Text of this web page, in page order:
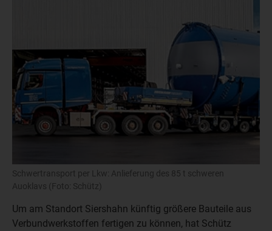
Schwertransport per Lkw: Anlieferung des 85 t schweren
Auoklavs (Foto: Schütz)
Um am Standort Siershahn künftig größere Bauteile aus
Verbundwerkstoffen fertigen zu können, hat Schütz